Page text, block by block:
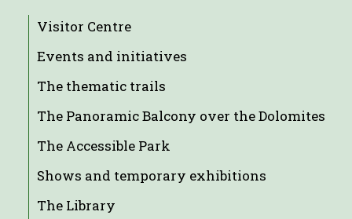
Visitor Centre
Events and initiatives
The thematic trails
The Panoramic Balcony over the Dolomites
The Accessible Park
Shows and temporary exhibitions
The Library